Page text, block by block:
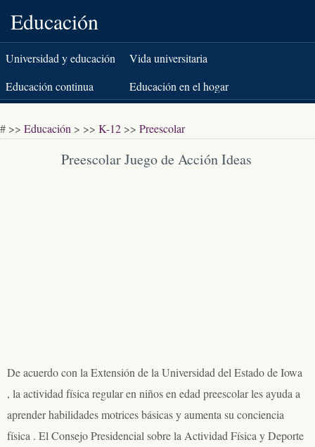
Educación
Universidad y educación
Vida universitaria
Educación continua
Educación en el hogar
Libros y literatura
# >> Educación > >> K-12 >> Preescolar
Preescolar Juego de Acción Ideas
De acuerdo con la Extensión de la Universidad del Estado de Iowa
, la actividad física regular en niños en edad preescolar les ayuda a
aprender habilidades motrices básicas y aumenta su conciencia
física . El Consejo Presidencial sobre la Actividad Física y Deporte